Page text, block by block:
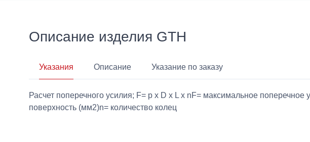
Описание изделия GTH
Указания Описание Указание по заказу
Расчет поперечного усилия; F= p x D x L x nF= максимальное
поверхность (мм2)n= количество колец